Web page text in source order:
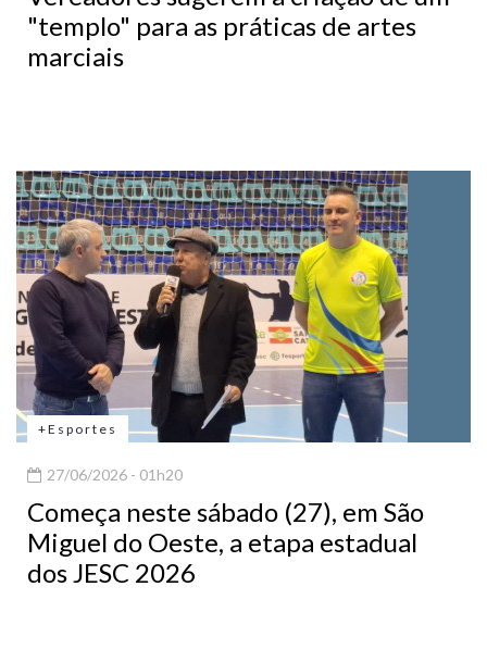
"templo" para as práticas de artes
marciais
+Esportes
27/06/2026 - 01h20
Começa neste sábado (27), em São
Miguel do Oeste, a etapa estadual
dos JESC 2026